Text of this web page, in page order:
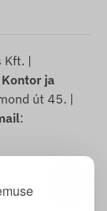
Kft. |
Kontor ja
út 45. |
: